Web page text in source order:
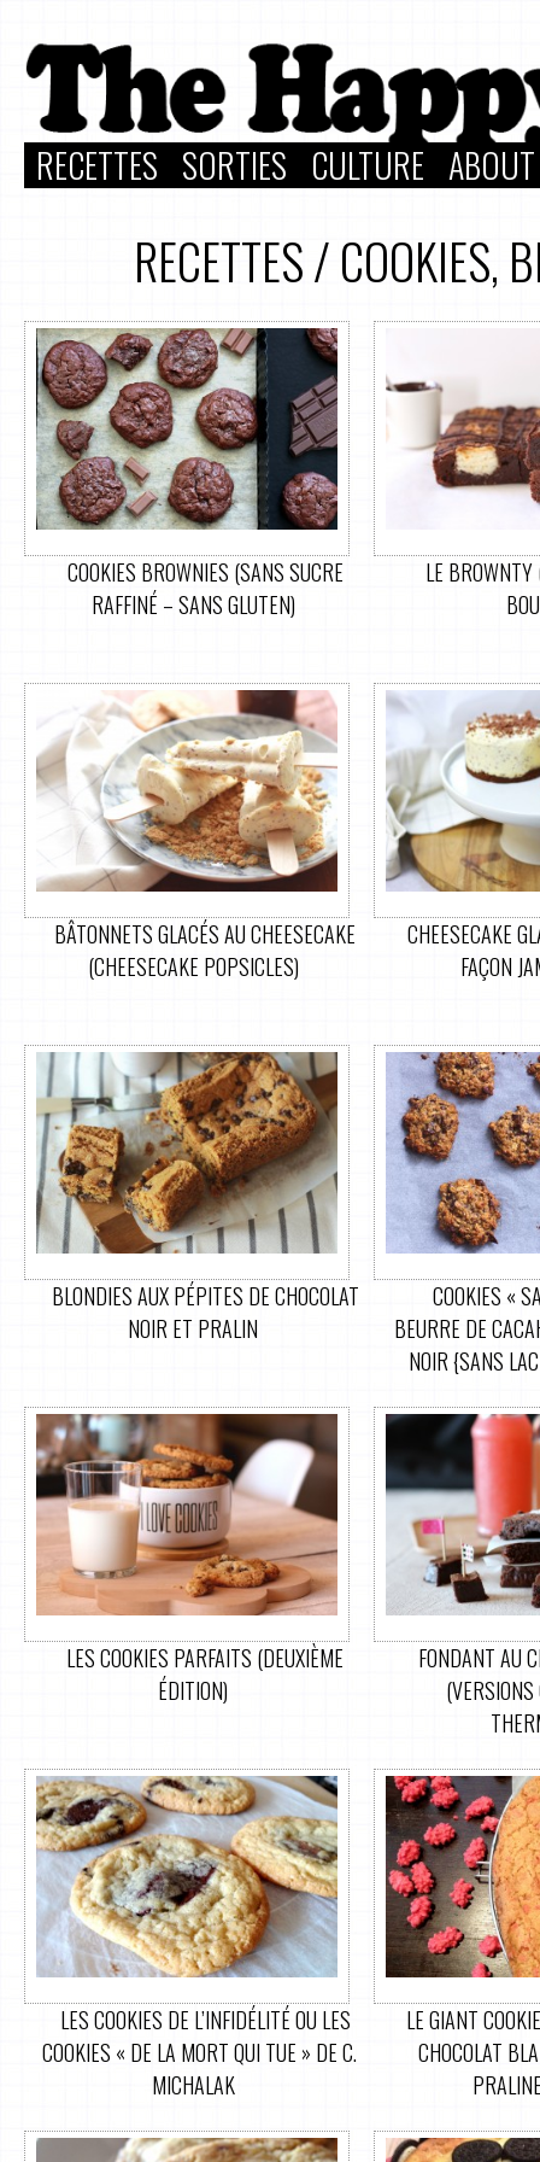
RECETTES SORTIES CULTURE
RECETTES/COOKIES,
COOKIES BROWNIES (SANS SUCRE
RAFFINÉ – SANS GLUTEN)
LE
BÂTONNETS GLACÉS AU CHEESECAKE
(CHEESECAKE POPSICLES)
CHEESECAKE
FAÇON
BLONDIES AUX PÉPITES DE CHOCOLAT
NOIR ET PRALIN
COOKIES «
BEURRE DE
NOIR {SANS
LES COOKIES PARFAITS (DEUXIÈME
ÉDITION)
FONDANT AU
LES COOKIES DE L’INFIDÉLITÉ OU LES
COOKIES « DE LA MORT QUI TUE » DE C.
MICHALAK
LE GIANT
CHOCOLAT